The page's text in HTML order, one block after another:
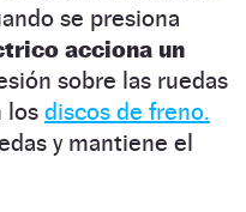
se presiona
acciona un
sobre las ruedas
los discos de freno.
y mantiene el